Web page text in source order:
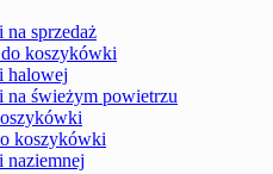
sprzedaż
koszykówki
halowej
świeżym powietrzu
koszykówki